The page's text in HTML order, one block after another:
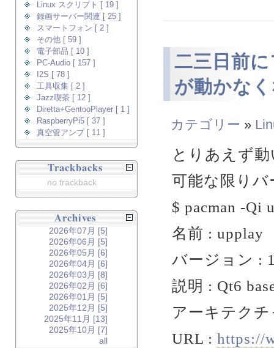
二三日前
が動かな
カテゴリー »
とりあえず
可能な限り
$ pacman -Qi
名前 : upplay
バージョン :
説明 : Qt6
アーキテク
URL : https://
Linux スクリプト [ 19 ]
録画サーバー関連 [ 25 ]
スマートフォン [ 2 ]
その他 [ 59 ]
電子部品 [ 10 ]
PC-Audio [ 157 ]
I2S [ 78 ]
工具収集 [ 2 ]
Jazz喫茶 [ 12 ]
Diretta+GentooPlayer [ 1 ]
RaspberryPi5 [ 37 ]
真空管アンプ [ 11 ]
Trackbacks
no trackback
Archives
2026年07月 [5]
2026年06月 [5]
2026年05月 [6]
2026年04月 [6]
2026年03月 [8]
2026年02月 [6]
2026年01月 [5]
2025年12月 [5]
2025年11月 [13]
2025年10月 [7]
all